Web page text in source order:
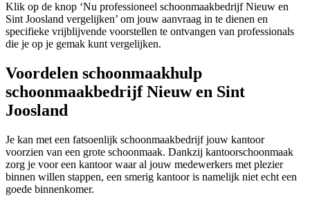
Klik op de knop ‘Nu professioneel schoonmaakbedrijf Nieuw en
Sint Joosland vergelijken’ om jouw aanvraag in te dienen en
specifieke vrijblijvende voorstellen te ontvangen van professionals
die je op je gemak kunt vergelijken.
Voordelen schoonmaakhulp
schoonmaakbedrijf Nieuw en Sint
Joosland
Je kan met een fatsoenlijk schoonmaakbedrijf jouw kantoor
voorzien van een grote schoonmaak. Dankzij kantoorschoonmaak
zorg je voor een kantoor waar al jouw medewerkers met plezier
binnen willen stappen, een smerig kantoor is namelijk niet echt een
goede binnenkomer.